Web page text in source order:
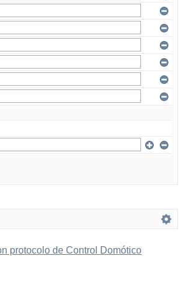
protocolo de Control Domótico